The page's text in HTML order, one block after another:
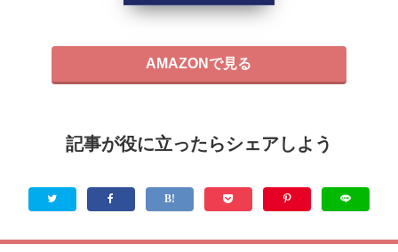
AMAZONで見る
記事が役に立ったらシェアしよう